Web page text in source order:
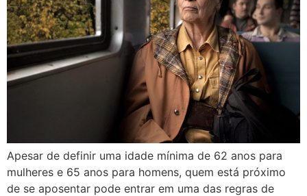
Apesar de definir uma idade mínima de 62 anos para
mulheres e 65 anos para homens, quem está próximo
de se aposentar pode entrar em uma das regras de